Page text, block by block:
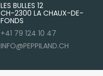
LES BULLES 12
CH-2300 LA CHAUX-DE-
FONDS
+41 79 124 10 47
INFO@PEPPILAND.CH